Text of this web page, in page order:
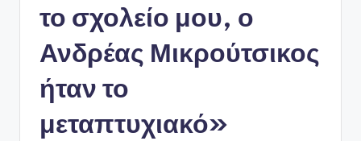
το σχολείο μου, ο
Ανδρέας Μικρούτσικος
ήταν το
μεταπτυχιακό»